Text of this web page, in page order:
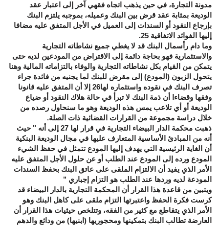
مدونة التجارة، في حين يذهب اتجاه فقهي آخر إلى اعتبار عقد
الوديعة بمثابة عقد قرض بين البنك وعميله، بموجبه يلتزم البنك
بإرجاع النقود أو السندات إلى العميل في الأجل المتفق عليه مضافا
إليها الفوائد الاتفاقية 25.
وما دام رأسمال البنك قد لا يغطي جميع نشاطاته التجارية
والاستثمارية فهو بحاجة دائمة إلى الاقتراض من المودعين لديه حتى
يتمكن من القيام بكل نشاطاته التجارية والوفاء بالتزاماته المالية وهنا
يتحول الزبون (المودع) إلى مقرض للبنك لما يجنيه من فائدة جراء
تصرف البنك في نقوده واستثماره لها26 إلا أن المتفق عليه قانونا
وفقها وقضاءا أن ذمة البنك لا تبرأ في حالة هلاك النقود أو ضياع
الوديعة أو أي تلاعب يمس هذه الوديعة وهو ما سنحاول رصده من
خلال دراسة مجموعة من القرارات القضائية ذات الصلة.
ذهبت محكمة الدار البيضاء التجارية في قرار لها 27 إلى أنه " حيث
أنه من المبادئ الأساسية المتعارف عليها في مجال الوديعة البنكية
أن الغاية الرئيسية التي يهدف إليها المودع تتمثل في حفظ الشيء
المودع ورده إلى المودع عند الطلب أو عن حلول الأجل المتفق عليه
الأمر الذي يفيد أن الالتزام الملقى على عاتق البنك بحفظ السندات
المودعة لديه وردها عند الطلب هو التزام إجباري "
ويتبين من قاعدة هذا القرار أن المحكمة التجارية بالدار البيضاء قد
كرست فكرة الحفظ واعتبرتها التزام ملقى على كاهل البنك وهو
الأمر الذي يتقاطع مع كثير من الفقه، وتتلخص حيثيات هذا القرار أن
العارضة تطالب البنك بتمكينها ومحجوريها (ابنيها) من ودائع والدهم